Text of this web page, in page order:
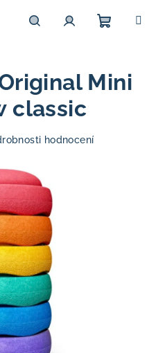
košík
Mini
classic
hodnocení